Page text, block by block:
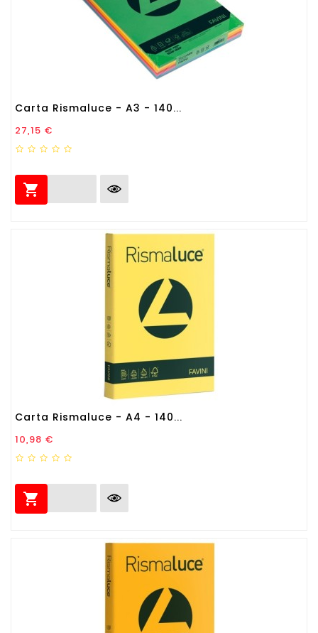
Carta Rismaluce - A3 - 140...
Prezzo
27,15 €

Carta Rismaluce - A4 - 140...
Prezzo
10,98 €
